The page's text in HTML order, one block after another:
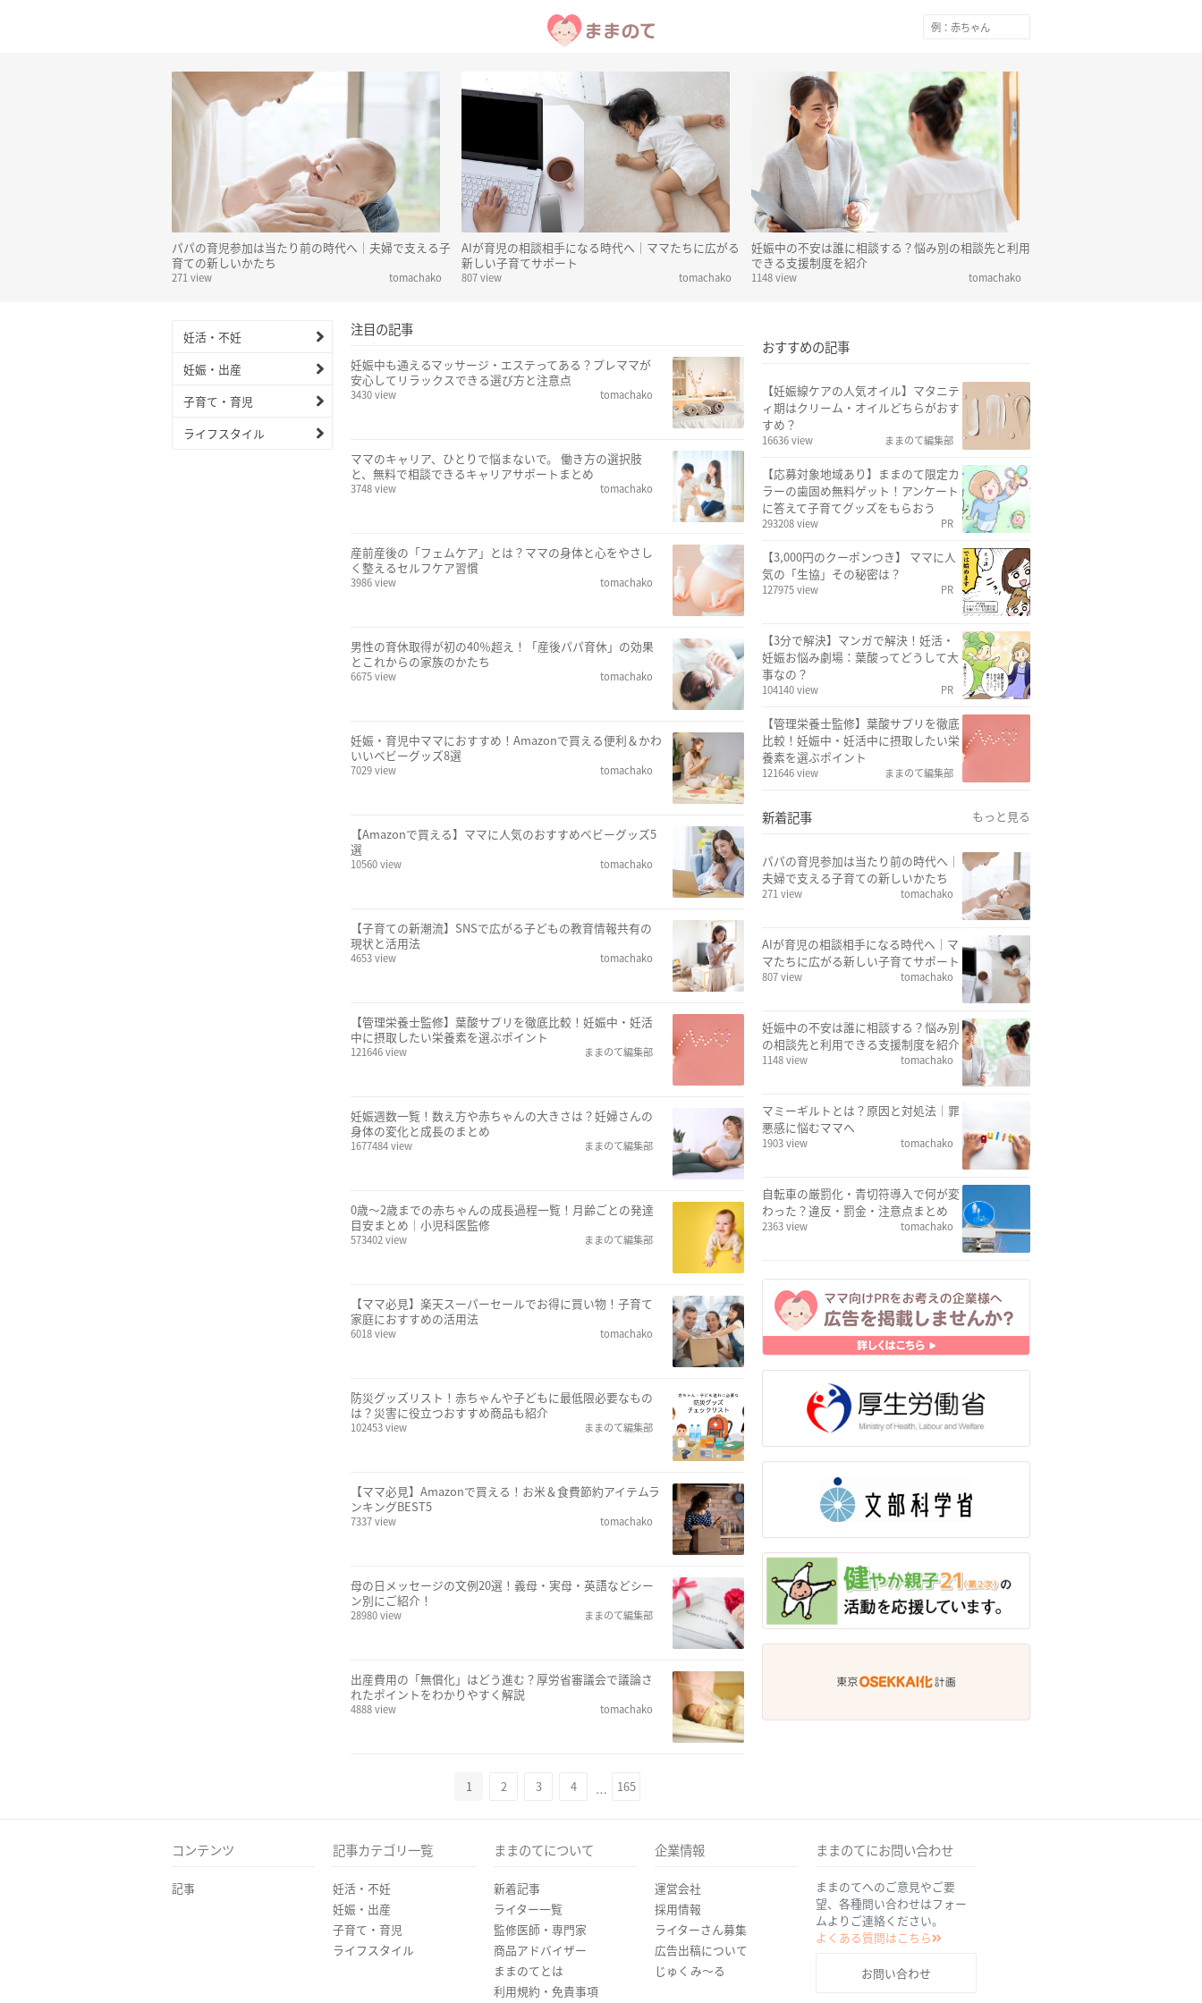
パパの育児参加は当たり前の時代へ｜夫婦で支える子
育ての新しいかたち
271 view tomachako
AIが育児の相談相手になる時代へ｜ママたちに広がる
新しい子育てサポート
807 view tomachako
妊娠中の不安は誰に相談する？悩み別の相談先と利用
できる支援制度を紹介
1148 view tomachako
妊活・不妊
妊娠・出産
子育て・育児
ライフスタイル
注目の記事
妊娠中も通えるマッサージ・エステってある？プレママが
安心してリラックスできる選び方と注意点
3430 view tomachako
ママのキャリア、ひとりで悩まないで。 働き方の選択肢
と、無料で相談できるキャリアサポートまとめ
3748 view tomachako
産前産後の「フェムケア」とは？ママの身体と心をやさし
く整えるセルフケア習慣
3986 view tomachako
男性の育休取得が初の40％超え！「産後パパ育休」の効果
とこれからの家族のかたち
6675 view tomachako
妊娠・育児中ママにおすすめ！Amazonで買える便利＆かわ
いいベビーグッズ8選
7029 view tomachako
【Amazonで買える】ママに人気のおすすめベビーグッズ5
選
10560 view tomachako
【子育ての新潮流】SNSで広がる子どもの教育情報共有の
現状と活用法
4653 view tomachako
【管理栄養士監修】葉酸サプリを徹底比較！妊娠中・妊活
中に摂取したい栄養素を選ぶポイント
121646 view ままのて編集部
妊娠週数一覧！数え方や赤ちゃんの大きさは？妊婦さんの
身体の変化と成長のまとめ
1677484 view ままのて編集部
0歳〜2歳までの赤ちゃんの成長過程一覧！月齢ごとの発達
目安まとめ｜小児科医監修
573402 view ままのて編集部
【ママ必見】楽天スーパーセールでお得に買い物！子育て
家庭におすすめの活用法
6018 view tomachako
防災グッズリスト！赤ちゃんや子どもに最低限必要なもの
は？災害に役立つおすすめ商品も紹介
102453 view ままのて編集部
【ママ必見】Amazonで買える！お米＆食費節約アイテムラ
ンキングBEST5
7337 view tomachako
母の日メッセージの文例20選！義母・実母・英語などシー
ン別にご紹介！
28980 view ままのて編集部
出産費用の「無償化」はどう進む？厚労省審議会で議論さ
れたポイントをわかりやすく解説
4888 view tomachako
1 2 3 4 … 165
おすすめの記事
【妊娠線ケアの人気オイル】マタニテ
ィ期はクリーム・オイルどちらがおす
すめ？
16636 view ままのて編集部
【応募対象地域あり】ままのて限定カ
ラーの歯固め無料ゲット！アンケート
に答えて子育てグッズをもらおう
293208 view PR
【3,000円のクーポンつき】 ママに人
気の「生協」その秘密は？
127975 view PR
【3分で解決】マンガで解決！妊活・
妊娠お悩み劇場：葉酸ってどうして大
事なの？
104140 view PR
【管理栄養士監修】葉酸サプリを徹底
比較！妊娠中・妊活中に摂取したい栄
養素を選ぶポイント
121646 view ままのて編集部
新着記事 もっと見る
パパの育児参加は当たり前の時代へ｜
夫婦で支える子育ての新しいかたち
271 view tomachako
AIが育児の相談相手になる時代へ｜マ
マたちに広がる新しい子育てサポート
807 view tomachako
妊娠中の不安は誰に相談する？悩み別
の相談先と利用できる支援制度を紹介
1148 view tomachako
マミーギルトとは？原因と対処法｜罪
悪感に悩むママへ
1903 view tomachako
自転車の厳罰化・青切符導入で何が変
わった？違反・罰金・注意点まとめ
2363 view tomachako
コンテンツ
記事
記事カテゴリ一覧
妊活・不妊
妊娠・出産
子育て・育児
ライフスタイル
ままのてについて
新着記事
ライター一覧
監修医師・専門家
商品アドバイザー
ままのてとは
利用規約・免責事項
企業情報
運営会社
採用情報
ライターさん募集
広告出稿について
じゅくみ〜る
ままのてにお問い合わせ
ままのてへのご意見やご要
望、各種問い合わせはフォー
ムよりご連絡ください。
よくある質問はこちら
お問い合わせ